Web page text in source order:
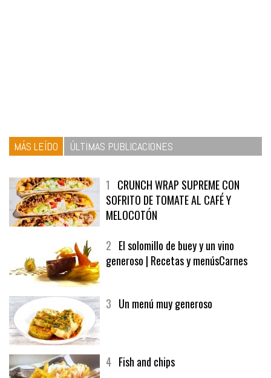
1CRUNCH WRAP SUPREME CON
SOFRITO DE TOMATE AL CAFÉ Y
MELOCOTÓN
2El solomillo de buey y un vino